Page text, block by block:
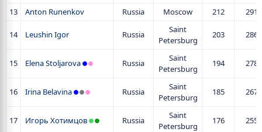
13 Anton Runenkov Russia Moscow 212 291
14 Leushin Igor Russia
Saint
Petersburg
203 286
15 Elena Stoljarova Russia
Saint
Petersburg
194 278
16 Irina Belavina Russia
Saint
Petersburg
185 267
17 Игорь Хотимцов Russia
Saint
Petersburg
176 255